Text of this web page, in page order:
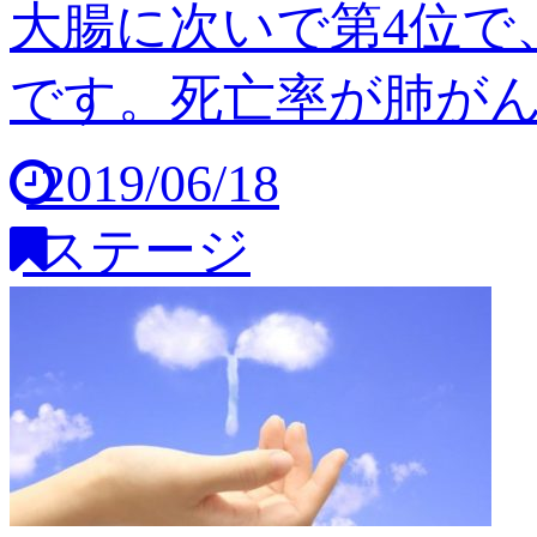
大腸に次いで第4位で
です。死亡率が肺が
2019/06/18
ステージ